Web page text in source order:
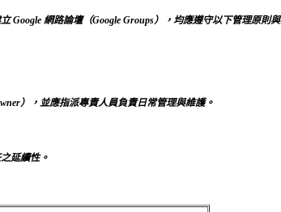
Google 網路論壇（Google Groups），均應遵守以下管理原則
），並應指派專責人員負責日常管理與維護。
延續性。